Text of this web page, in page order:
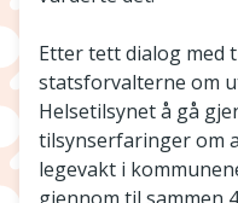
Etter tett dialog med
statsforvalterne om
Helsetilsynet å gå
tilsynserfaringer om
legevakt i